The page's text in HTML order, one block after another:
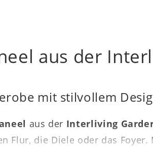
aus der
mit stilvollem
aus der Interliving
Flur, die Diele oder das Foyer.